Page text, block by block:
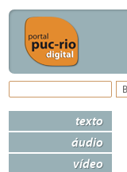
texto
áudio
vídeo